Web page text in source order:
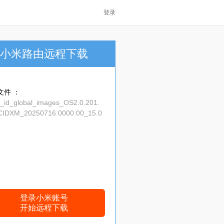
登录
小米路由远程下载
件 ：
登录小米账号
开始远程下载